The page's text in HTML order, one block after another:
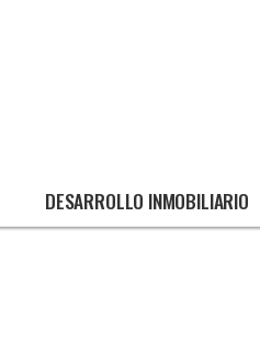
DESARROLLO INMOBILIARIO